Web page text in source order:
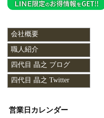
会社概要
職人紹介
四代目 晶之 ブログ
四代目 晶之 Twitter
営業日カレンダー